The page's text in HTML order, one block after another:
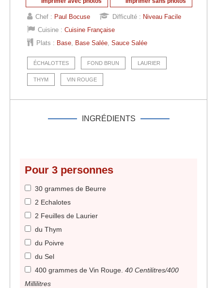
Chef : Paul Bocuse Difficulté : Niveau Facile
Cuisine : Cuisine Française
Plats : Base Base Salée Sauce Salée
ÉCHALOTTES FOND BRUN LAURIER
THYM VIN ROUGE
INGRÉDIENTS
Pour 3 personnes
30 grammes de Beurre
2 Echalotes
2 Feuilles de Laurier
du Thym
du Poivre
du Sel
400 grammes de Vin Rouge 40 Centilitres/400
Millilitres